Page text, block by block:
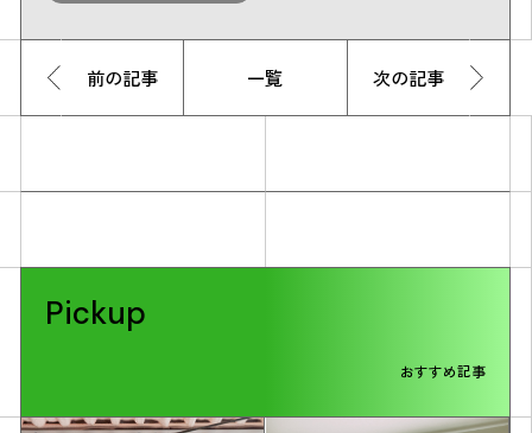
前の記事 一覧 次の記事
Pickup
おすすめ記事